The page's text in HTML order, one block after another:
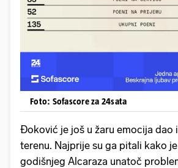
Foto: Sofascore za 24sata
Đoković je još u žaru emocija dao
terenu. Najprije su ga pitali kako
godišnjeg Alcaraza unatoč